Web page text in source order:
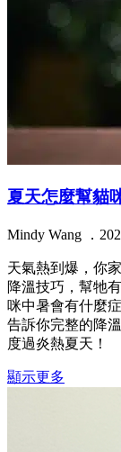
夏天怎麼幫貓
Mindy Wang ．
天氣熱到爆，你
降溫技巧，幫牠
咪中暑會有什麼
告訴你完整的降
度過炎熱夏天！
顯示更多